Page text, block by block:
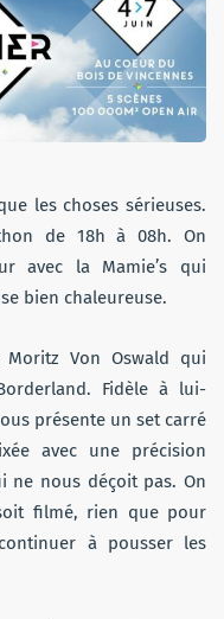
les choses sérieuses.
de 18h à 08h. On
avec la Mamie’s qui
bien chaleureuse.
Von Oswald qui
Fidèle à lui-
présente un set carré
avec une précision
ne nous déçoit pas. On
filmé, rien que pour
à pousser les